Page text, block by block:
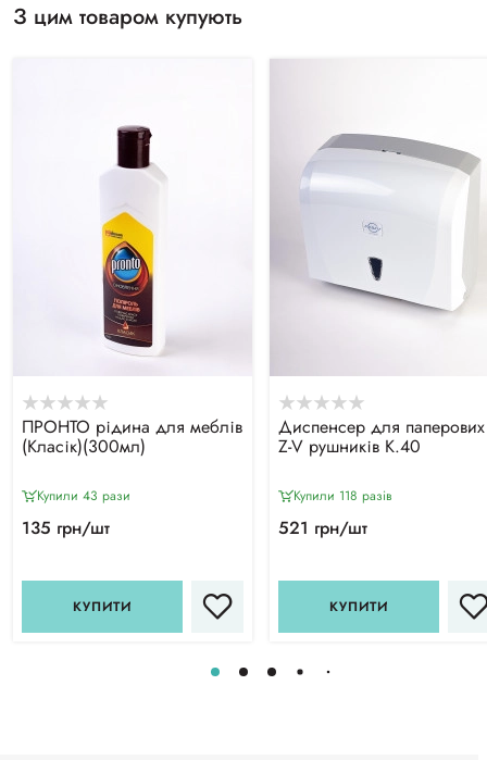
З цим товаром купують
ПРОНТО рідина для меблів
(Класік)(300мл)
Купили 43 рази
135 грн/шт
КУПИТИ
Диспенсер для паперових
Z-V рушників К.40
Купили 118 разiв
521 грн/шт
КУПИТИ